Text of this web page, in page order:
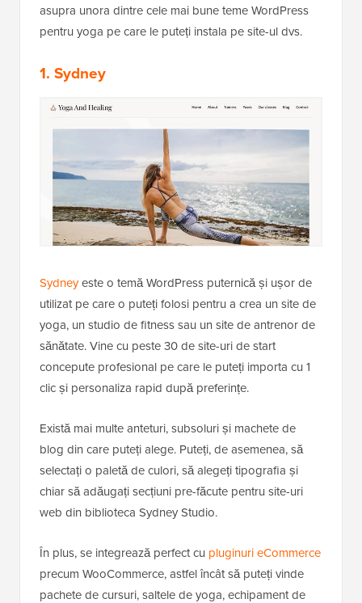
asupra unora dintre cele mai bune teme WordPress
pentru yoga pe care le puteți instala pe site-ul dvs.
1. Sydney
Sydneyeste o temă WordPress puternică și ușor de
utilizat pe care o puteți folosi pentru a crea un site de
yoga, un studio de fitness sau un site de antrenor de
sănătate. Vine cu peste 30 de site-uri de start
concepute profesional pe care le puteți importa cu 1
clic și personaliza rapid după preferințe.
Există mai multe anteturi, subsoluri și machete de
blog din care puteți alege. Puteți, de asemenea, să
selectați o paletă de culori, să alegeți tipografia și
chiar să adăugați secțiuni pre-făcute pentru site-uri
web din biblioteca Sydney Studio.
În plus, se integrează perfect cu pluginuri eCommerce
precum WooCommerce, astfel încât să puteți vinde
pachete de cursuri, saltele de yoga, echipament de